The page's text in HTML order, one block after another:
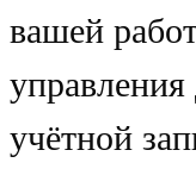
вашей
учётной